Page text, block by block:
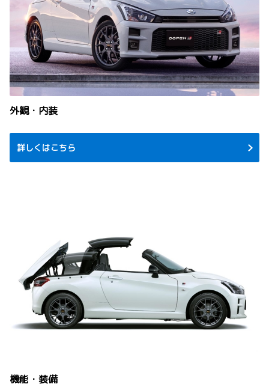
外観・内装
詳しくはこちら
機能・装備